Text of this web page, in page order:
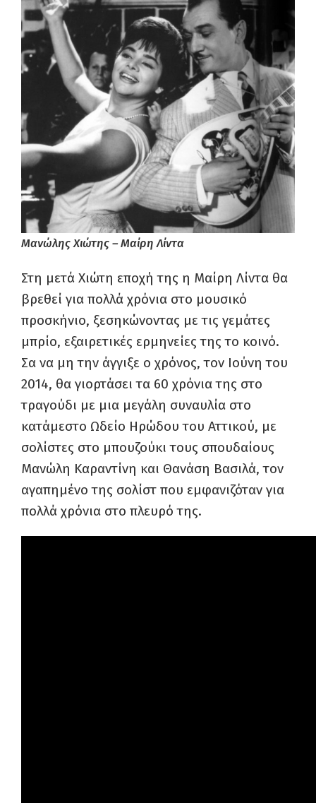
Μανώλης Χιώτης – Μαίρη Λίντα
Στη μετά Χιώτη εποχή της η Μαίρη Λίντα θα
βρεθεί για πολλά χρόνια στο μουσικό
προσκήνιο, ξεσηκώνοντας με τις γεμάτες
μπρίο, εξαιρετικές ερμηνείες της το κοινό.
Σα να μη την άγγιξε ο χρόνος, τον Ιούνη του
2014, θα γιορτάσει τα 60 χρόνια της στο
τραγούδι με μια μεγάλη συναυλία στο
κατάμεστο Ωδείο Ηρώδου του Αττικού, με
σολίστες στο μπουζούκι τους σπουδαίους
Μανώλη Καραντίνη και Θανάση Βασιλά, τον
αγαπημένο της σολίστ που εμφανιζόταν για
πολλά χρόνια στο πλευρό της.